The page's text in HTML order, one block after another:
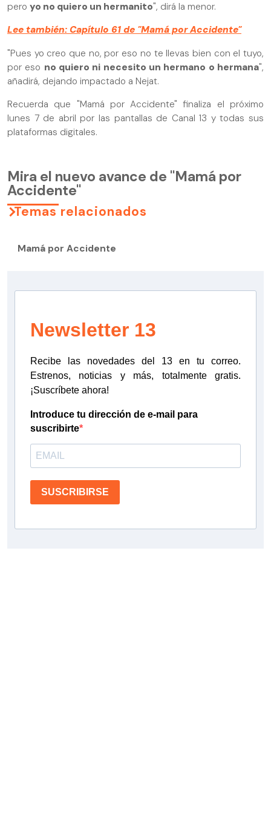
pero yo no quiero un hermanito", dirá la menor.
Lee también: Capítulo 61 de "Mamá por Accidente"
"Pues yo creo que no, por eso no te llevas bien con el tuyo,
por eso no quiero ni necesito un hermano o hermana",
añadirá, dejando impactado a Nejat.
Recuerda que "Mamá por Accidente" finaliza el próximo
lunes 7 de abril por las pantallas de Canal 13 y todas sus
plataformas digitales.
Mira el nuevo avance de "Mamá por
Accidente"
Temas relacionados
Mamá por Accidente
Newsletter 13
Recibe las novedades del 13 en tu correo.
Estrenos, noticias y más, totalmente gratis.
¡Suscríbete ahora!
Introduce tu dirección de e-mail para
suscribirte
SUSCRIBIRSE